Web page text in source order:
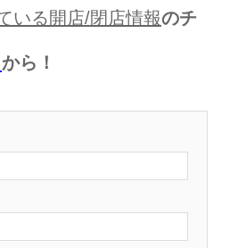
いる開店/閉店情報のチ
から！